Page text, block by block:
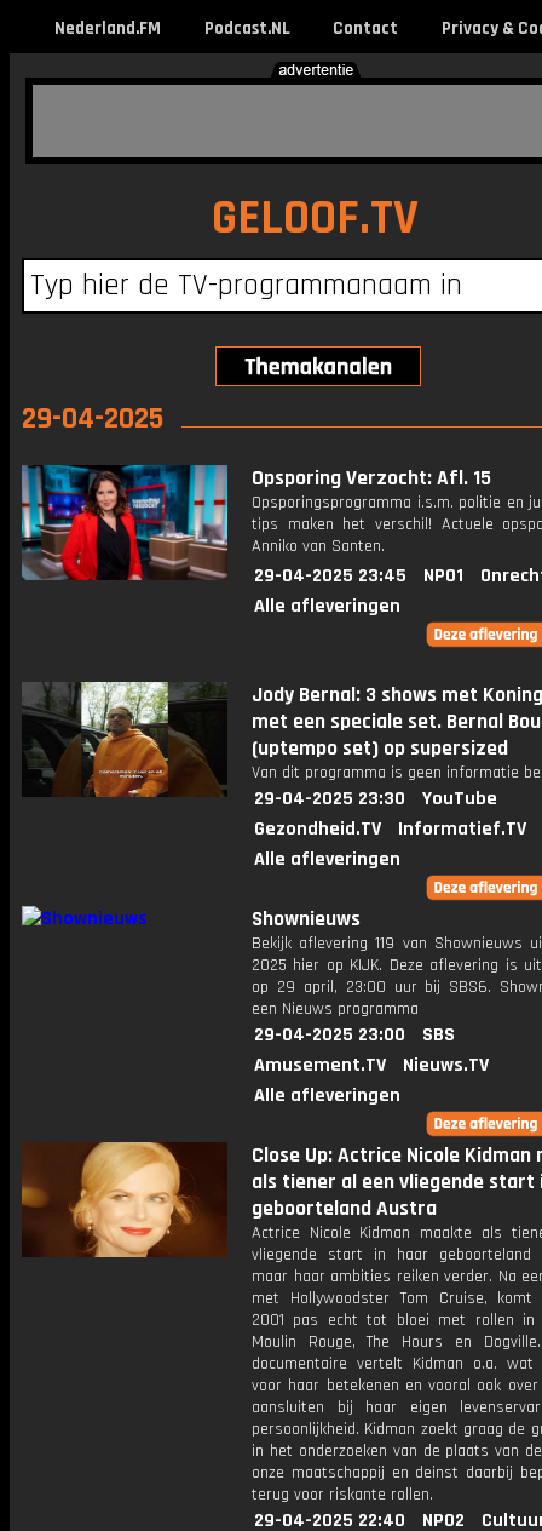
Nederland.FM Podcast.NL Contact Privacy &
GELOOF.TV
29-04-2025
Opsporing Verzocht: Afl. 15
Opsporingsprogramma i.s.m. politie en
tips maken het verschil! Actuele
Anniko van Santen.
29-04-2025 23:45 NPO1
Alle afleveringen
Jody Bernal: 3 shows met
met een speciale set. Bernal
(uptempo set) op supersized
Van dit programma is geen informatie
29-04-2025 23:30
YouTube
Gezondheid.TV
Informatief.TV
Alle afleveringen
Shownieuws
Bekijk aflevering 119 van Shownieuws
2025 hier op KIJK. Deze aflevering is
op 29 april, 23:00 uur bij SBS6.
een Nieuws programma
29-04-2025 23:00
SBS
Amusement.TV
Nieuws.TV
Alle afleveringen
Close Up: Actrice Nicole Kidman
als tiener al een vliegende start
geboorteland Austra
Actrice Nicole Kidman maakte als
vliegende start in haar geboorteland
maar haar ambities reiken verder. Na
met Hollywoodster Tom Cruise,
2001 pas echt tot bloei met rollen
Moulin Rouge, The Hours en
documentaire vertelt Kidman o.a.
voor haar betekenen en vooral ook
aansluiten bij haar eigen
persoonlijkheid. Kidman zoekt graag de
in het onderzoeken van de plaats van
onze maatschappij en deinst daarbij
terug voor riskante rollen.
29-04-2025 22:40 NPO2